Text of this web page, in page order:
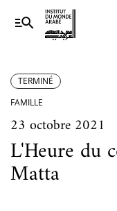
TERMINÉ
FAMILLE
23 octobre 2021
L'Heure du
Matta